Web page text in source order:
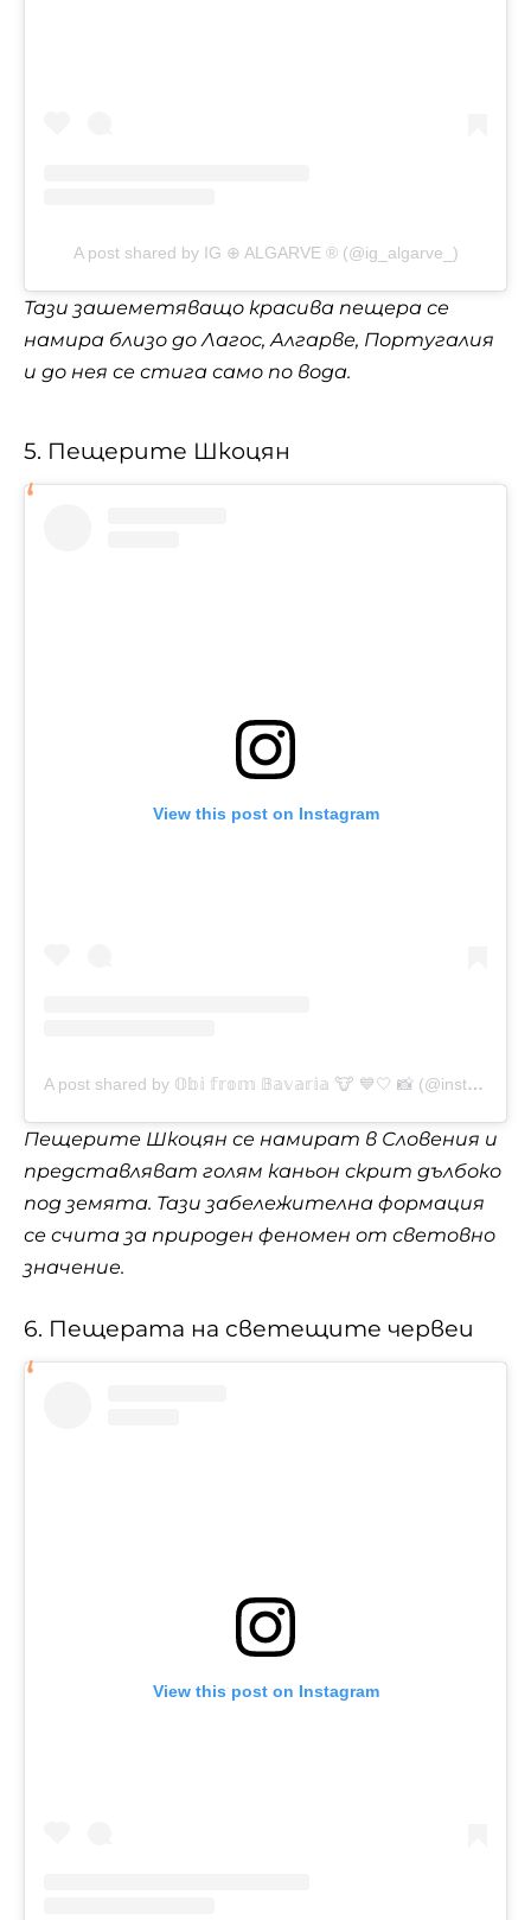
A post shared by IG ⊕ ALGARVE ® (@ig_algarve_)
Тази зашеметяващо красива пещера се
намира близо до Лагос, Алгарве, Португалия
и до нея се стига само по вода.
5. Пещерите Шкоцян
View this post on Instagram
A post shared by 𝕆𝕓𝕚 𝕗𝕣𝕠𝕞 𝔹𝕒𝕧𝕒𝕣𝕚𝕒 🐮 💙🤍 📸 (@insta__obi)
Пещерите Шкоцян се намират в Словения и
представляват голям каньон скрит дълбоко
под земята. Тази забележителна формация
се счита за природен феномен от световно
значение.
6. Пещерата на светещите червеи
View this post on Instagram